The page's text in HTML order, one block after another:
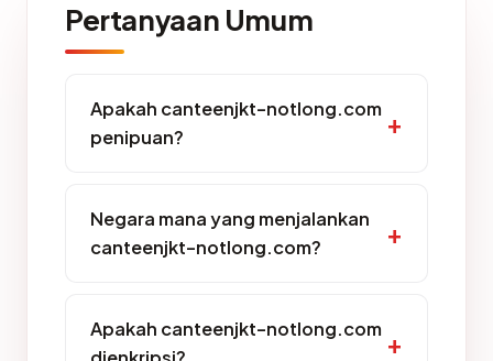
Pertanyaan Umum
Apakah canteenjkt-notlong.com
penipuan?
Negara mana yang menjalankan
canteenjkt-notlong.com?
Apakah canteenjkt-notlong.com